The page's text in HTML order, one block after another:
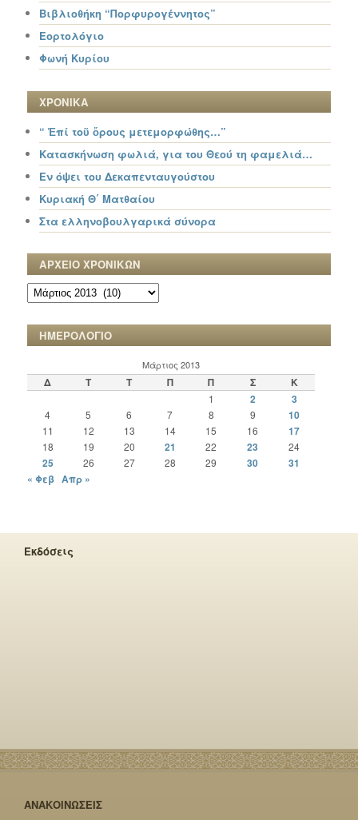
Βιβλιοθήκη “Πορφυρογέννητος”
Εορτολόγιο
Φωνή Κυρίου
ΧΡΟΝΙΚΑ
“ Ἐπί τοῦ ὄρους μετεμορφώθης…”
Κατασκήνωση φωλιά, για του Θεού τη φαμελιά…
Εν όψει του Δεκαπενταυγούστου
Κυριακή Θ΄ Ματθαίου
Στα ελληνοβουλγαρικά σύνορα
ΑΡΧΕΙΟ ΧΡΟΝΙΚΩΝ
ΑΡΧΕΙΟ
ΧΡΟΝΙΚΩΝ
ΗΜΕΡΟΛΟΓΙΟ
Μάρτιος 2013
Δ Τ Τ Π Π Σ Κ
1 2 3
4 5 6 7 8 9 10
11 12 13 14 15 16 17
18 19 20 21 22 23 24
25 26 27 28 29 30
31
« Φεβ Απρ »
Εκδόσεις
ΑΝΑΚΟΙΝΩΣΕΙΣ